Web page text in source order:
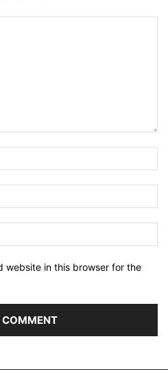
website in this browser for the